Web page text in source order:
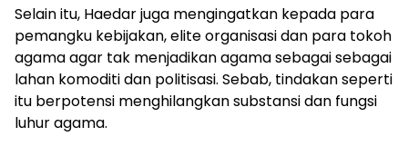
Selain itu, Haedar juga mengingatkan kepada para
pemangku kebijakan, elite organisasi dan para tokoh
agama agar tak menjadikan agama sebagai sebagai
lahan komoditi dan politisasi. Sebab, tindakan seperti
itu berpotensi menghilangkan substansi dan fungsi
luhur agama.